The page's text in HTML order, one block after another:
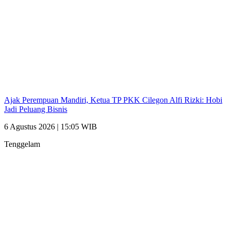
Ajak Perempuan Mandiri, Ketua TP PKK Cilegon Alfi Rizki: Hobi
Jadi Peluang Bisnis
6 Agustus 2026 | 15:05 WIB
Tenggelam